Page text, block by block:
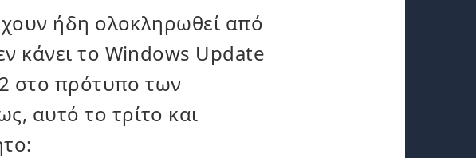
ήδη ολοκληρωθεί από
κάνει το Windows Update
στο πρότυπο των
αυτό το τρίτο και